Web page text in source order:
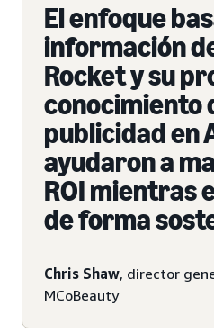
El enfoque
información
Rocket y su
conocimiento
publicidad en
ayudaron a
ROI mientras
de forma
Chris Shaw, director
MCoBeauty